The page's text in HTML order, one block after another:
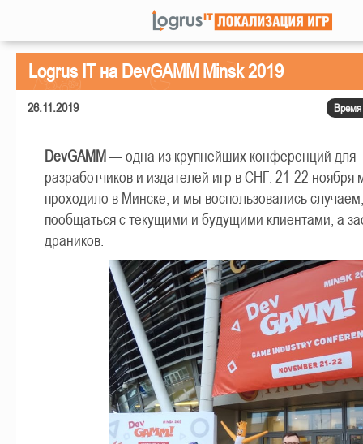
Logrus IT на DevGAMM Minsk 2019
26.11.2019 Время
DevGAMM — одна из крупнейших конференций для
разработчиков и издателей игр в СНГ. 21-22 ноября
проходило в Минске, и мы воспользовались
пообщаться с текущими и будущими клиентами, а
драников.